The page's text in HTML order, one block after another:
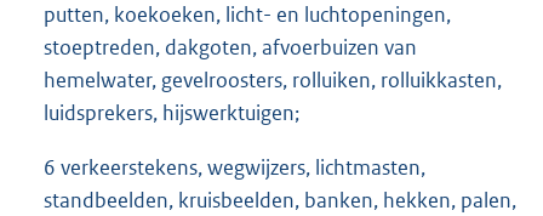
putten, koekoeken, licht- en luchtopeningen,
stoeptreden, dakgoten, afvoerbuizen van
hemelwater, gevelroosters, rolluiken, rolluikkasten,
luidsprekers, hijswerktuigen;
6 verkeerstekens, wegwijzers, lichtmasten,
standbeelden, kruisbeelden, banken, hekken, palen,